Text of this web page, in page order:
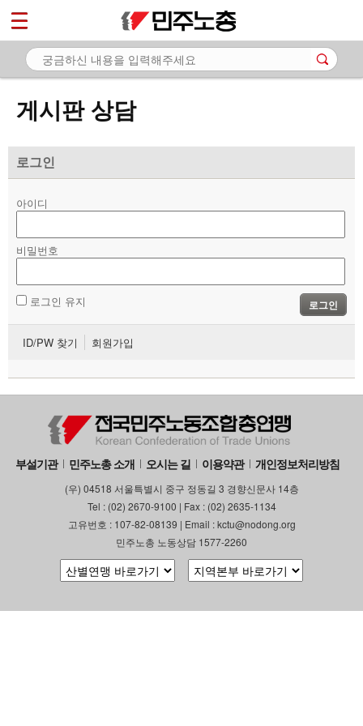
게시판 상담
로그인
아이디
비밀번호
로그인 유지 로그인
ID/PW 찾기 회원가입
부설기관 민주노총 소개 오시는 길 이용약관 개인정보처리방침
(우) 04518 서울특별시 중구 정동길 3 경향신문사 14층
Tel : (02) 2670-9100 | Fax : (02) 2635-1134
고유번호 : 107-82-08139 | Email : kctu@nodong.org
민주노총 노동상담 1577-2260
마이페이지
소개
노동상담
- 게시판 상담
- 바로보기
- 찾아보기
- 전국 노동상담소 안내
자료
부설기관